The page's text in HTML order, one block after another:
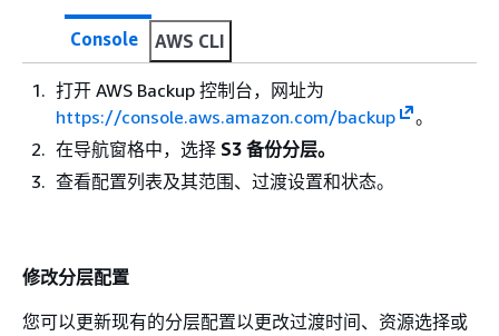
Console AWS CLI
打开 AWS Backup 控制台，网址为
https://console.aws.amazon.com/backup
。
在导航窗格中，选择 S3 备份分层。
查看配置列表及其范围、过渡设置和状态。
修改分层配置
您可以更新现有的分层配置以更改过渡时间、资源选择或